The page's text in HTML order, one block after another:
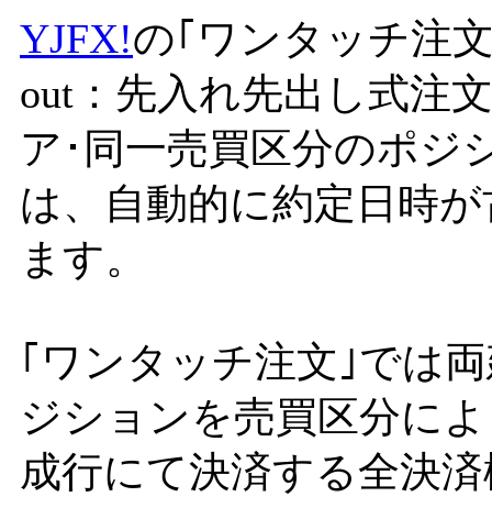
YJFX!の｢ワンタッチ注
out：先入れ先出し式注
ア･同一売買区分のポジ
は、自動的に約定日時
ます。
｢ワンタッチ注文｣では
ジションを売買区分に
成行にて決済する全決